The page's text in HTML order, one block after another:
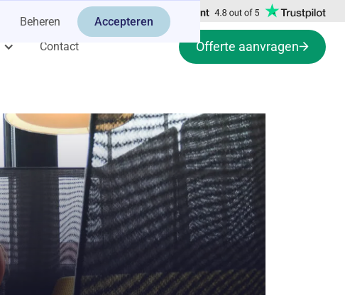
Beheren Accepteren
Contact Offerte aanvragen